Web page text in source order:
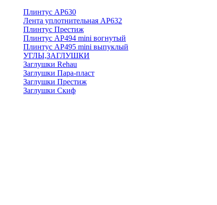
Плинтус АР630
Лента уплотнительная АР632
Плинтус Престиж
Плинтус АР494 mini вогнутый
Плинтус АР495 mini выпуклый
УГЛЫ,ЗАГЛУШКИ
Заглушки Rehau
Заглушки Пара-пласт
Заглушки Престиж
Заглушки Скиф